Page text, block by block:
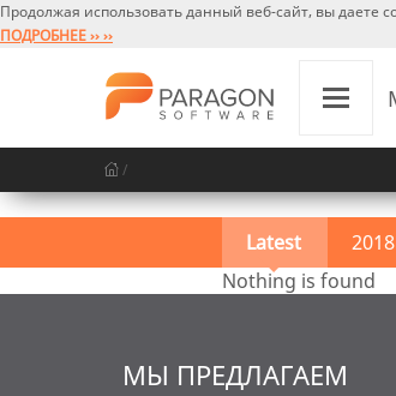
Продолжая использовать данный веб-сайт, вы даете
ПОДРОБНЕЕ ›› ››
/
Latest 2018
Nothing is found
МЫ ПРЕДЛАГАЕМ